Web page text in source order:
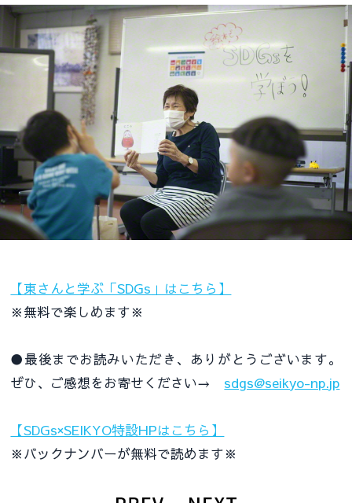
【東さんと学ぶ「SDGs」はこちら】
※無料で楽しめます※
●最後までお読みいただき、ありがとうございます。
ぜひ、ご感想をお寄せください→ sdgs@seikyo-np.jp
【SDGs×SEIKYO特設HPはこちら】
※バックナンバーが無料で読めます※